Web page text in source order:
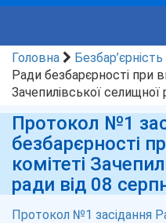
Головна
Безбар’єрність
Ради безбарєрності при
Зачепилівської
Протокол №1
безбарєрності
комітеті
ради від 08
Протокол №1 засідання